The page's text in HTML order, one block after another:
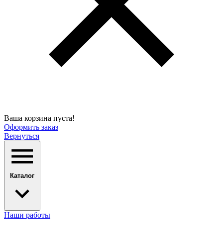
Ваша корзина пуста!
Оформить заказ
Вернуться
Каталог
Наши работы